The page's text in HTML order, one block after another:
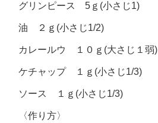
グリンピース 5ｇ(小さじ1)
油 ２ｇ(小さじ1/2)
カレールウ １０ｇ(大さじ１弱)
ケチャップ １ｇ(小さじ1/3)
ソース １ｇ(小さじ1/3)
〈作り方〉